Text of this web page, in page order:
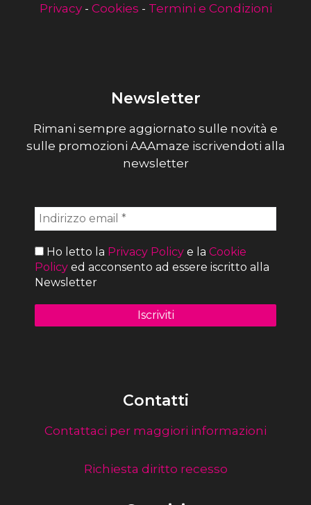
Privacy- Cookies - Termini e Condizioni
Newsletter
Rimani sempre aggiornato sulle novità e
sulle promozioni AAAmaze iscrivendoti alla
newsletter
Ho letto la Privacy Policy e la Cookie
Policy ed acconsento ad essere iscritto alla
Newsletter
Contatti
Contattaci per maggiori informazioni
Richiesta diritto recesso